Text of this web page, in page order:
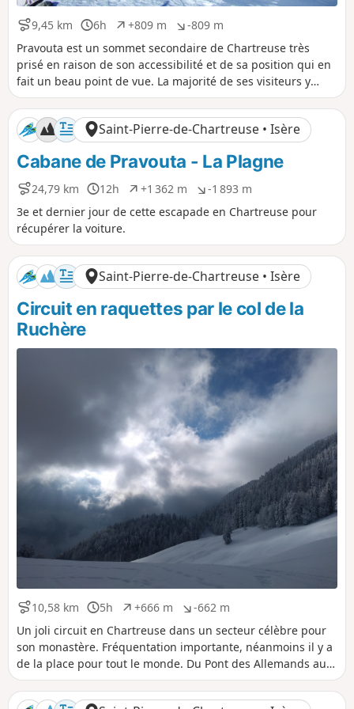
9,45 km
D
i
s
t
a
n
c
e
6h
D
u
r
é
e
+809 m
D
é
n
v
e
l
é
p
o
i
i
f
-809 m
D
é
n
i
v
e
l
é
n
é
g
a
i
Pravouta est un sommet secondaire de Chartreuse très
prisé en raison de son accessibilité et de sa position qui en
fait un beau point de vue. La majorité de ses visiteurs y
monte en venant du versant Grésivaudan-Petites Roches
par le Col du Coq. Le présent itinéraire propose d'y monter
par le versant Saint Hugues-en-Chartreuse et d'en effectuer
Saint-Pierre-de-Chartreuse • Isère
Cabane de Pravouta - La Plagne
24,79 km
D
i
s
t
n
c
12h
D
u
r
é
+1 362 m
D
é
e
l
p
o
i
-1 893 m
D
é
e
l
n
a
t
f
3e et dernier jour de cette escapade en Chartreuse pour
récupérer la voiture.
Saint-Pierre-de-Chartreuse • Isère
Circuit en raquettes par le col de la
Ruchère
10,58 km
D
i
s
t
a
n
c
5h
D
u
r
é
e
+666 m
D
é
n
i
v
e
l
-662 m
D
é
n
i
v
e
l
Un joli circuit en Chartreuse dans un secteur célèbre pour
son monastère. Fréquentation importante, néanmoins il y a
de la place pour tout le monde. Du Pont des Allemands au
Habert de Billon il n'y a pas de balisage.